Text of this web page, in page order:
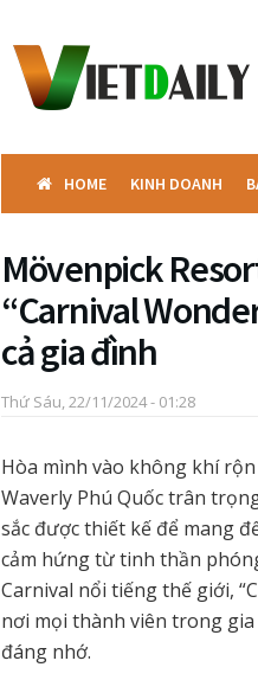
HOME KINH DOANH
Mövenpick
“Carnival
cả gia đình
Thứ Sáu, 22/11/2024 - 01:28
Hòa mình vào không khí
Waverly Phú Quốc trân
sắc được thiết kế để mang
cảm hứng từ tinh thần
Carnival nổi tiếng thế giới,
nơi mọi thành viên trong
đáng nhớ.